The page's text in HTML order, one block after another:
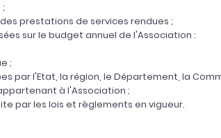
prestations de services rendues ;
sur le budget annuel de l'Association :
;
par l'Etat, la région, le Département, la
à l'Association ;
par les lois et règlements en vigueur.